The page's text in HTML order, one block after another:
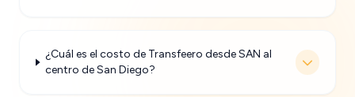
¿Cuál es el costo de Transfeero desde SAN al
centro de San Diego?